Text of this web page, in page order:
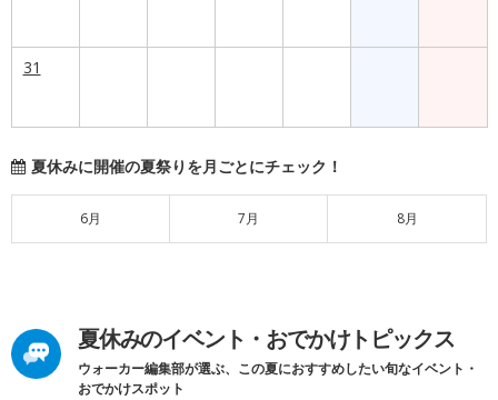
31
夏休みに開催の夏祭りを月ごとにチェック！
6月 7月 8月
夏休みのイベント・おでかけトピックス
ウォーカー編集部が選ぶ、この夏におすすめしたい旬なイベント・
おでかけスポット